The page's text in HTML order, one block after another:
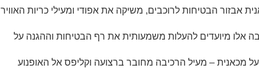
אבזור הבטיחות לרוכבים, משיקה את אפודי ומעילי כריות האוויר
אלו מיועדים להעלות משמעותית את רף הבטיחות וההגנה על
מכאנית – מעיל הרכיבה מחובר ברצועה וקליפס אל האופנוע